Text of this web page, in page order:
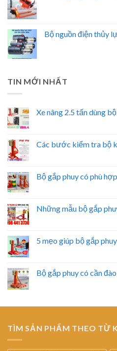
Bộ nguồn điện thủy
TIN MỚI NHẤT
Xe nâng 2.5 tấn dùng
Các bước kiểm tra bộ
Bộ gắp phuy có phù
Những mẫu bộ gắp
5 mẹo giúp bộ gắp
Bộ gắp phuy có cần
TÌM SẢN PHẨM THEO TỪ